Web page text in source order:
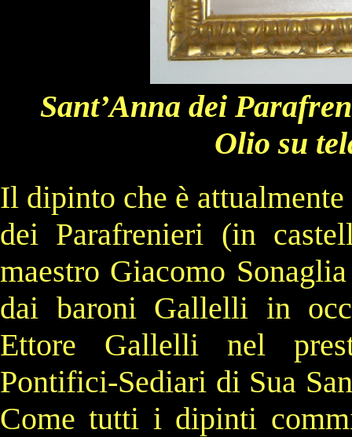
Sant’Anna dei
Olio su
Il dipinto che è
dei Parafrenieri (in
maestro Giacomo
dai baroni Gallelli in
Ettore Gallelli nel
Pontifici-Sediari di Sua
Come tutti i dipinti